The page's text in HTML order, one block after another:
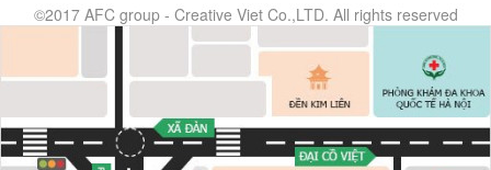
©2017 AFC group - Creative Viet Co.,LTD. All rights reserved